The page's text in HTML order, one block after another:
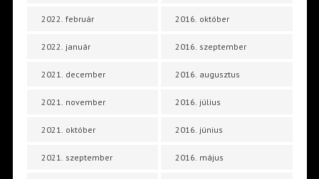
2022. február
2022. január
2021. december
2021. november
2021. október
2021. szeptember
2016. október
2016. szeptember
2016. augusztus
2016. július
2016. június
2016. május